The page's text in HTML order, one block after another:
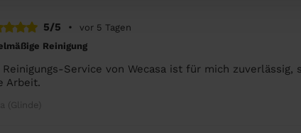
5/5 •
vor 5 Tagen
Reinigung
Reinigungs-Service von Wecasa ist für mich
Arbeit.
(Glinde)